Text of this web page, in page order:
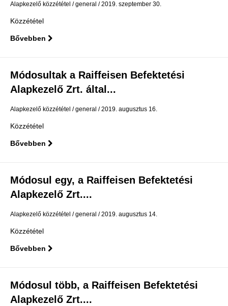
Alapkezelő közzététel general 2019. szeptember 30.
Közzététel
Bővebben
Módosultak a Raiffeisen Befektetési
Alapkezelő Zrt. által...
Alapkezelő közzététel general 2019. augusztus 16.
Közzététel
Bővebben
Módosul egy, a Raiffeisen Befektetési
Alapkezelő Zrt....
Alapkezelő közzététel general 2019. augusztus 14.
Közzététel
Bővebben
Módosul több, a Raiffeisen Befektetési
Alapkezelő Zrt....